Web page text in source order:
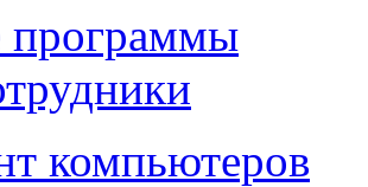
компьютеров